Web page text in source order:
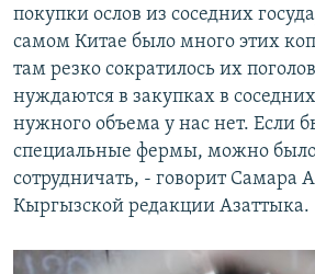
покупки ослов из соседних
самом Китае было много этих
там резко сократилось их
нуждаются в закупках в
нужного объема у нас нет. Если
специальные фермы, можно
сотрудничать, - говорит Самара
Кыргызской редакции Азаттыка.